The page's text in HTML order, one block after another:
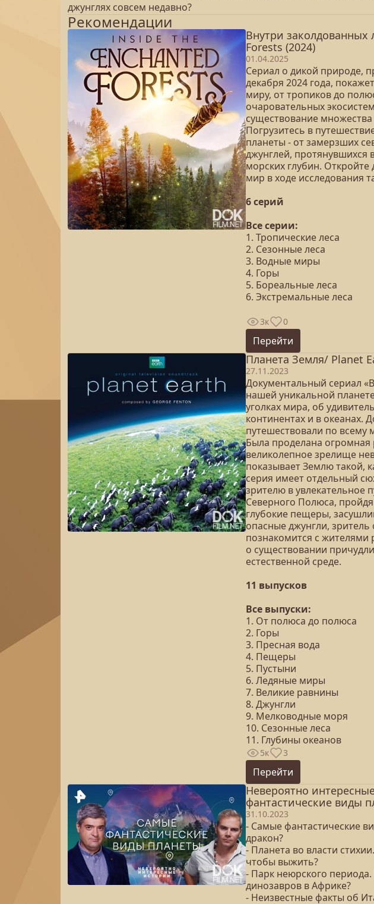
джунглях совсем недавно?
Рекомендации
Внутри заколдованных
Forests (2024)
01.04.2025
Сериал о дикой природе,
декабря 2024 года,
миру, от тропиков до
очаровательных
существование множества
Погрузитесь в
планеты - от замерзших
джунглей, протянувшихся
морских глубин.
мир в ходе исследования
6 серий
Все серии:
1. Тропические леса
2. Сезонные леса
3. Водные миры
4. Горы
5. Бореальные леса
6. Экстремальные леса
3к 0
Перейти
Планета Земля/ Planet
27.11.2023
Документальный сериал
нашей уникальной
уголках мира, об
континентах и в океанах.
путешествовали по всему
Была проделана
великолепное зрелище
показывает Землю такой,
серия имеет отдельный
зрителю в увлекательное
Северного Полюса,
глубокие пещеры,
опасные джунгли,
познакомится с жителями
о существовании
естественной среде.
11 выпусков
Все выпуски:
1. От полюса до полюса
2. Горы
3. Пресная вода
4. Пещеры
5. Пустыни
6. Ледяные миры
7. Великие равнины
8. Джунгли
9. Мелководные моря
10. Сезонные леса
11. Глубины океанов
5к 3
Перейти
Невероятно
фантастические виды
31.10.2023
- Самые фантастические
дракон?
- Планета во власти
чтобы выжить?
- Парк неюрского
динозавров в Африке?
- Неизвестные факты об